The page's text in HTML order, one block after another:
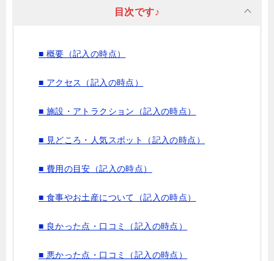
目次です♪
■ 概要（記入の時点）
■ アクセス（記入の時点）
■ 施設・アトラクション（記入の時点）
■ 見どころ・人気スポット（記入の時点）
■ 費用の目安（記入の時点）
■ 食事やお土産について（記入の時点）
■ 良かった点・口コミ（記入の時点）
■ 悪かった点・口コミ（記入の時点）